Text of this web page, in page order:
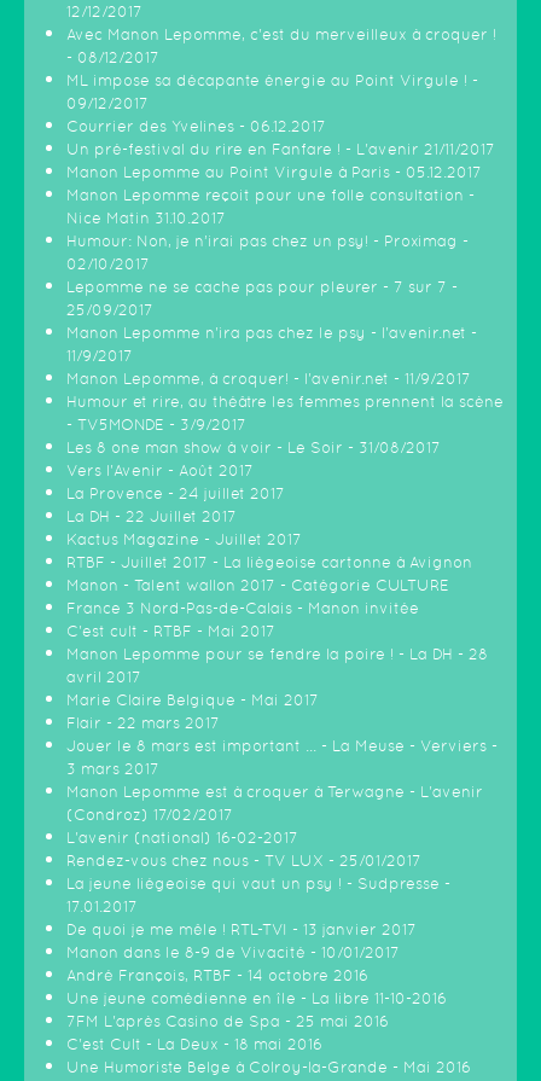
12/12/2017
Avec Manon Lepomme, c'est du merveilleux à croquer !
- 08/12/2017
ML impose sa décapante énergie au Point Virgule ! -
09/12/2017
Courrier des Yvelines - 06.12.2017
Un pré-festival du rire en Fanfare ! - L'avenir 21/11/2017
Manon Lepomme au Point Virgule à Paris - 05.12.2017
Manon Lepomme reçoit pour une folle consultation -
Nice Matin 31.10.2017
Humour: Non, je n’irai pas chez un psy! - Proximag -
02/10/2017
Lepomme ne se cache pas pour pleurer - 7 sur 7 -
25/09/2017
Manon Lepomme n'ira pas chez le psy - l'avenir.net -
11/9/2017
Manon Lepomme, à croquer! - l'avenir.net - 11/9/2017
Humour et rire, au théâtre les femmes prennent la scène
- TV5MONDE - 3/9/2017
Les 8 one man show à voir - Le Soir - 31/08/2017
Vers l'Avenir - Août 2017
La Provence - 24 juillet 2017
La DH - 22 Juillet 2017
Kactus Magazine - Juillet 2017
RTBF - Juillet 2017 - La liègeoise cartonne à Avignon
Manon - Talent wallon 2017 - Catégorie CULTURE
France 3 Nord-Pas-de-Calais - Manon invitée
C'est cult - RTBF - Mai 2017
Manon Lepomme pour se fendre la poire ! - La DH - 28
avril 2017
Marie Claire Belgique - Mai 2017
Flair - 22 mars 2017
Jouer le 8 mars est important ... - La Meuse - Verviers -
3 mars 2017
Manon Lepomme est à croquer à Terwagne - L'avenir
(Condroz) 17/02/2017
L'avenir (national) 16-02-2017
Rendez-vous chez nous - TV LUX - 25/01/2017
La jeune liégeoise qui vaut un psy ! - Sudpresse -
17.01.2017
De quoi je me mêle ! RTL-TVI - 13 janvier 2017
Manon dans le 8-9 de Vivacité - 10/01/2017
André François, RTBF - 14 octobre 2016
Une jeune comédienne en île - La libre 11-10-2016
7FM L'après Casino de Spa - 25 mai 2016
C'est Cult - La Deux - 18 mai 2016
Une Humoriste Belge à Colroy-la-Grande - Mai 2016